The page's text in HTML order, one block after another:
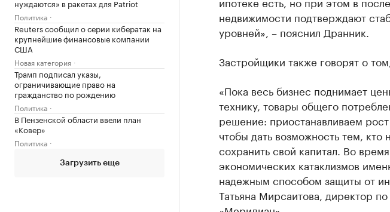
нуждаются» в ракетах для Patriot
Политика
Reuters сообщил о серии кибератак на
крупнейшие финансовые компании
США
Новая категория
Трамп подписал указы,
ограничивающие право на
гражданство по рождению
Политика
В Пензенской области ввели план
«Ковер»
Политика
Загрузить еще
недвижимости подтверждают
уровней», – пояснил Дранник.
Застройщики также говорят о
«Пока весь бизнес поднимает
технику, товары общего
решение: приостанавливаем
чтобы дать возможность тем, кто
сохранить свой капитал. Во
экономических катаклизмов
надежным способом защиты от
Татьяна Мирсаитова, директор